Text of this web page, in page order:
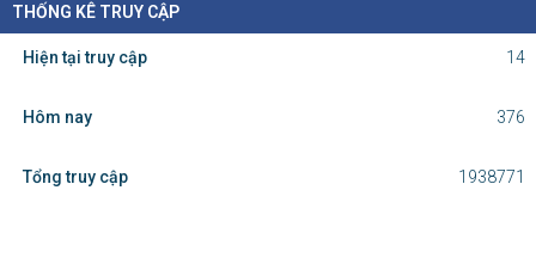
THỐNG KÊ TRUY CẬP
Hiện tại truy cập 14
Hôm nay 376
Tổng truy cập 1938771